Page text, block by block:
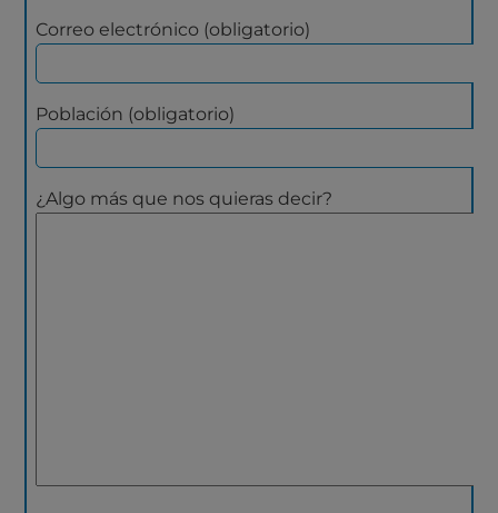
Correo electrónico (obligatorio)
Población (obligatorio)
¿Algo más que nos quieras decir?